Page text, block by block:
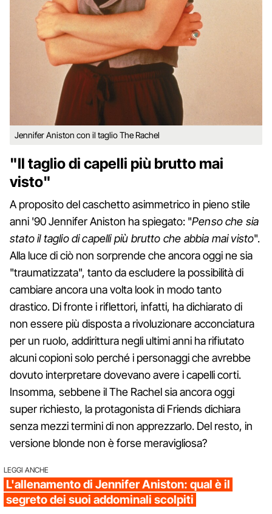
Jennifer Aniston con il taglio The Rachel
"Il taglio di capelli più brutto mai
visto"
A proposito del caschetto asimmetrico in pieno stile
anni '90 Jennifer Aniston ha spiegato: "Penso che sia
stato il taglio di capelli più brutto che abbia mai visto".
Alla luce di ciò non sorprende che ancora oggi ne sia
"traumatizzata", tanto da escludere la possibilità di
cambiare ancora una volta look in modo tanto
drastico. Di fronte i riflettori, infatti, ha dichiarato di
non essere più disposta a rivoluzionare acconciatura
per un ruolo, addirittura negli ultimi anni ha rifiutato
alcuni copioni solo perché i personaggi che avrebbe
dovuto interpretare dovevano avere i capelli corti.
Insomma, sebbene il The Rachel sia ancora oggi
super richiesto, la protagonista di Friends dichiara
senza mezzi termini di non apprezzarlo. Del resto, in
versione blonde non è forse meravigliosa?
LEGGI ANCHE
L'allenamento di Jennifer Aniston: qual è il
segreto dei suoi addominali scolpiti